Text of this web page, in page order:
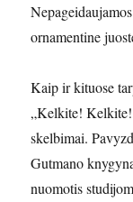
ornamentine
Kaip ir kituose
„Kelkite!
skelbimai.
Gutmano
nuomotis